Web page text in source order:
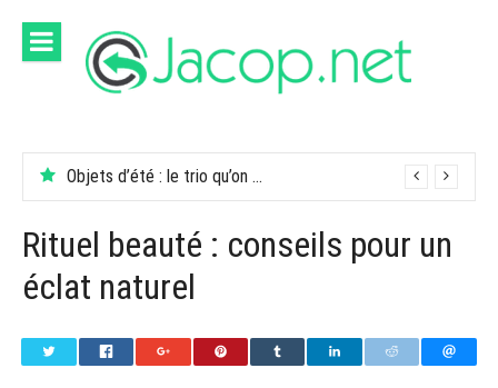
contenu
Objets d’été : le trio qu’on garde dans son sac
Rituel beauté : conseils pour un
éclat naturel